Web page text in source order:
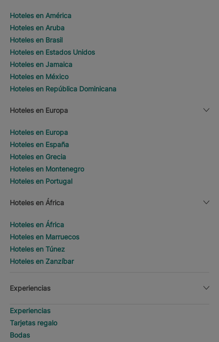
Hoteles en América
Hoteles en Aruba
Hoteles en Brasil
Hoteles en Estados Unidos
Hoteles en Jamaica
Hoteles en México
Hoteles en República Dominicana
Hoteles en Europa
Hoteles en Europa
Hoteles en España
Hoteles en Grecia
Hoteles en Montenegro
Hoteles en Portugal
Hoteles en África
Hoteles en África
Hoteles en Marruecos
Hoteles en Túnez
Hoteles en Zanzíbar
Experiencias
Experiencias
Tarjetas regalo
Bodas